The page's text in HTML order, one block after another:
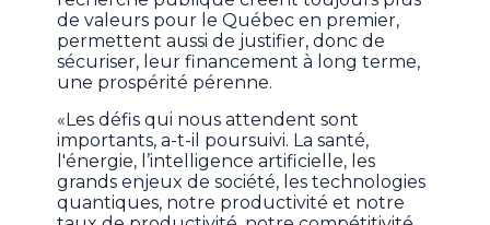
de valeurs pour le Québec en premier,
permettent aussi de justifier, donc de
sécuriser, leur financement à long terme,
une prospérité pérenne.
«Les défis qui nous attendent sont
importants, a-t-il poursuivi. La santé,
l'énergie, l’intelligence artificielle, les
grands enjeux de société, les technologies
quantiques, notre productivité et notre